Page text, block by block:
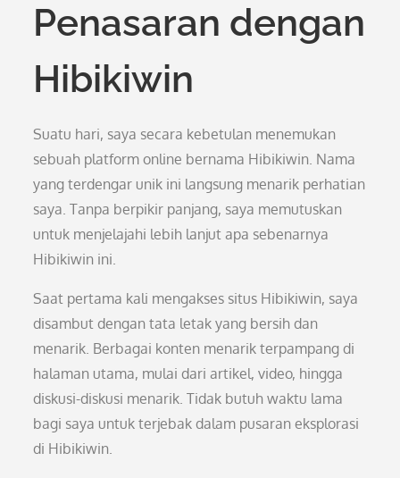
Penasaran dengan
Hibikiwin
Suatu hari, saya secara kebetulan menemukan
sebuah platform online bernama Hibikiwin. Nama
yang terdengar unik ini langsung menarik perhatian
saya. Tanpa berpikir panjang, saya memutuskan
untuk menjelajahi lebih lanjut apa sebenarnya
Hibikiwin ini.
Saat pertama kali mengakses situs Hibikiwin, saya
disambut dengan tata letak yang bersih dan
menarik. Berbagai konten menarik terpampang di
halaman utama, mulai dari artikel, video, hingga
diskusi-diskusi menarik. Tidak butuh waktu lama
bagi saya untuk terjebak dalam pusaran eksplorasi
di Hibikiwin.